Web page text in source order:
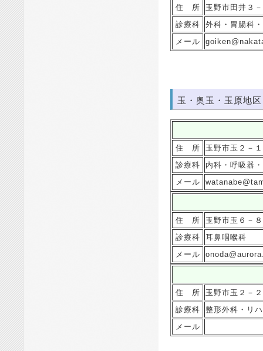
住 所
玉野市田井３
診療科
外科・胃腸科
メール
玉・奥玉・玉原地区
住 所
玉野市玉２－
診療科
内科・呼吸器
メール
住 所
玉野市玉６－
診療科
耳鼻咽喉科
メール
住 所
玉野市玉２－
診療科
整形外科・リ
メール